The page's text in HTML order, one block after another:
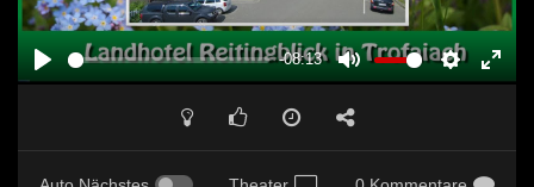
PLAY
-08:13
MUTE SETTINGS